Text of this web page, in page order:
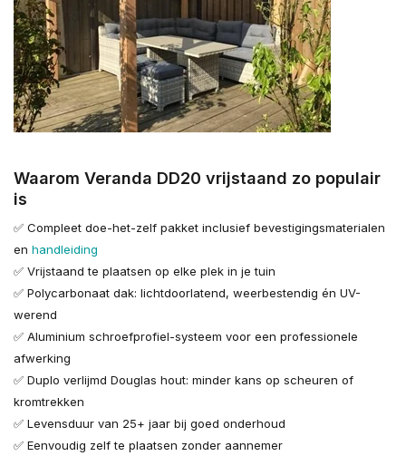
Waarom Veranda DD20 vrijstaand zo populair
is
✅ Compleet doe-het-zelf pakket inclusief bevestigingsmaterialen
en handleiding
✅ Vrijstaand te plaatsen op elke plek in je tuin
✅ Polycarbonaat dak: lichtdoorlatend, weerbestendig én UV-
werend
✅ Aluminium schroefprofiel-systeem voor een professionele
afwerking
✅ Duplo verlijmd Douglas hout: minder kans op scheuren of
kromtrekken
✅ Levensduur van 25+ jaar bij goed onderhoud
✅ Eenvoudig zelf te plaatsen zonder aannemer